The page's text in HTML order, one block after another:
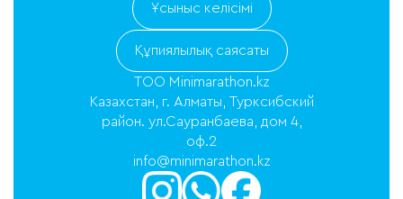
Ұсыныс келісімі
Құпиялылық саясаты
ТОО Minimarathon.kz
Казахстан, г. Алматы, Турксибский
район. ул.Сауранбаева, дом 4,
оф.2
info@minimarathon.kz